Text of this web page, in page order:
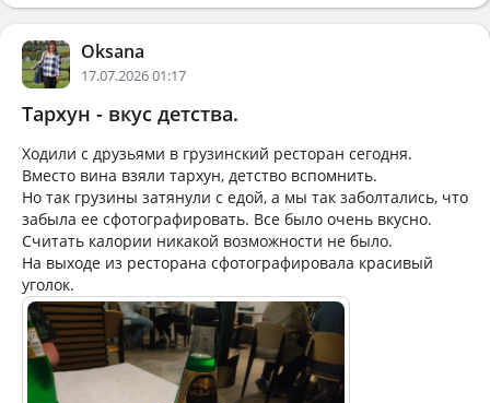
Oksana
17.07.2026 01:17
Тархун - вкус детства.
Ходили с друзьями в грузинский ресторан сегодня.
Вместо вина взяли тархун, детство вспомнить.
Но так грузины затянули с едой, а мы так заболтались, что
забыла ее сфотографировать. Все было очень вкусно.
Считать калории никакой возможности не было.
На выходе из ресторана сфотографировала красивый
уголок.